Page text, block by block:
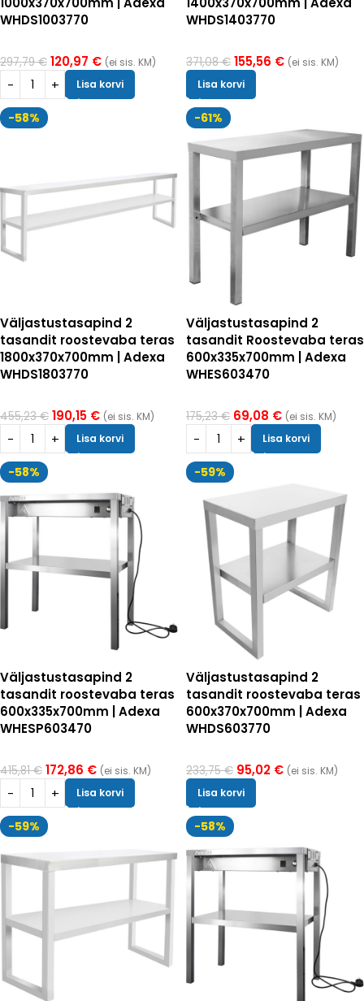
WHDS1003770
297,79€ 120,97 € (ei sis. KM)
Lisa korvi
WHDS1403770
371,08€ 155,56 € (ei sis. KM)
Lisa korvi
-58%
Väljastustasapind 2
tasandit roostevaba teras
1800x370x700mm | Adexa
WHDS1803770
455,23€ 190,15 € (ei sis. KM)
Lisa korvi
-61%
Väljastustasapind 2
tasandit Roostevaba teras
600x335x700mm | Adexa
WHES603470
175,23€ 69,08 € (ei sis. KM)
Lisa korvi
-58%
Väljastustasapind 2
tasandit roostevaba teras
600x335x700mm | Adexa
WHESP603470
415,81€ 172,86 € (ei sis. KM)
Lisa korvi
-59%
Väljastustasapind 2
tasandit roostevaba teras
600x370x700mm | Adexa
WHDS603770
233,75€ 95,02 € (ei sis. KM)
Lisa korvi
-59% -58%